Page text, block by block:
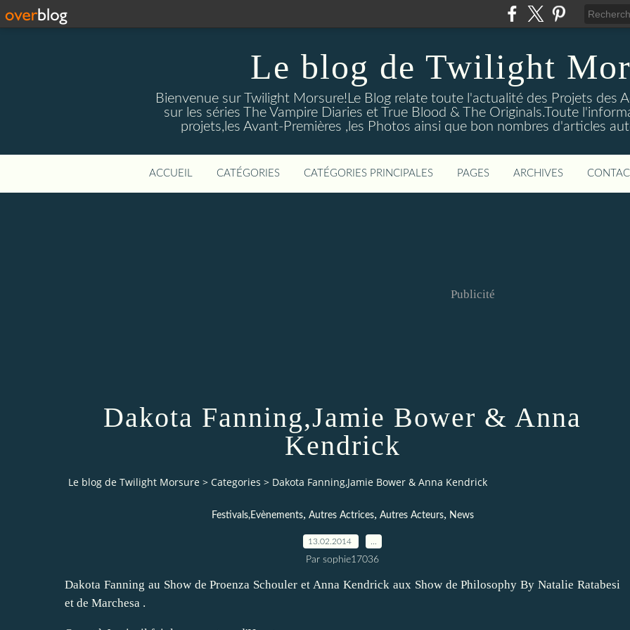
Le blog de Twilight
Bienvenue sur Twilight Morsure!Le Blog relate toute l'actualité des Projets des
sur les séries The Vampire Diaries et True Blood & The Originals.Toute
projets,les Avant-Premières ,les Photos ainsi que bon nombres d'articles
ACCUEIL CATÉGORIES CATÉGORIES PRINCIPALES PAGES ARCHIVES
Publicité
Dakota Fanning,Jamie Bower & Anna
Kendrick
Le blog de Twilight Morsure > Categories > Dakota Fanning,Jamie Bower & Anna Kendrick
Festivals,Evènements, Autres Actrices, Autres Acteurs, News
13.02.2014
Par sophie17036
Dakota Fanning au Show de Proenza Schouler et Anna Kendrick aux Show de Philosophy By Natalie Ratabesi
et de Marchesa .